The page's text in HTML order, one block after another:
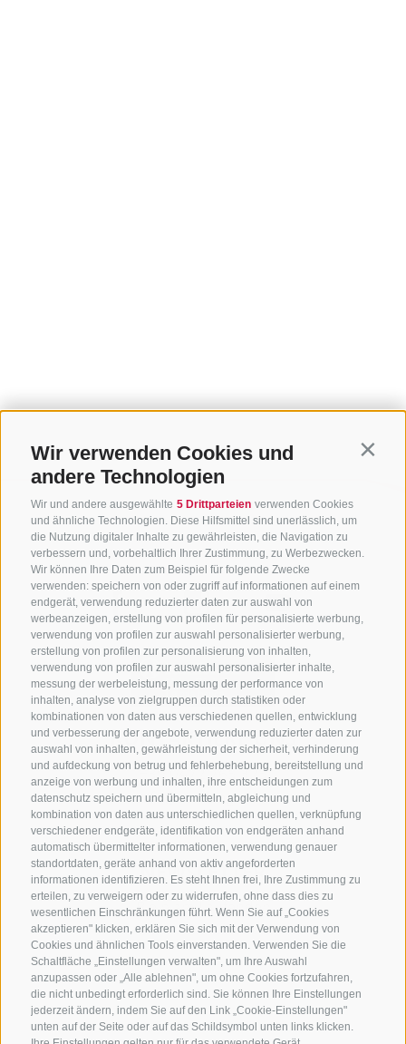
Wir verwenden Cookies und
andere Technologien
Wir und andere ausgewählte 5 Drittparteien verwenden Cookies
und ähnliche Technologien. Diese Hilfsmittel sind unerlässlich, um
die Nutzung digitaler Inhalte zu gewährleisten, die Navigation zu
verbessern und, vorbehaltlich Ihrer Zustimmung, zu Werbezwecken.
Wir können Ihre Daten zum Beispiel für folgende Zwecke
verwenden: speichern von oder zugriff auf informationen auf einem
endgerät, verwendung reduzierter daten zur auswahl von
werbeanzeigen, erstellung von profilen für personalisierte werbung,
verwendung von profilen zur auswahl personalisierter werbung,
erstellung von profilen zur personalisierung von inhalten,
verwendung von profilen zur auswahl personalisierter inhalte,
messung der werbeleistung, messung der performance von
inhalten, analyse von zielgruppen durch statistiken oder
kombinationen von daten aus verschiedenen quellen, entwicklung
und verbesserung der angebote, verwendung reduzierter daten zur
auswahl von inhalten, gewährleistung der sicherheit, verhinderung
und aufdeckung von betrug und fehlerbehebung, bereitstellung und
anzeige von werbung und inhalten, ihre entscheidungen zum
datenschutz speichern und übermitteln, abgleichung und
kombination von daten aus unterschiedlichen quellen, verknüpfung
verschiedener endgeräte, identifikation von endgeräten anhand
automatisch übermittelter informationen, verwendung genauer
standortdaten, geräte anhand von aktiv angeforderten
informationen identifizieren. Es steht Ihnen frei, Ihre Zustimmung zu
erteilen, zu verweigern oder zu widerrufen, ohne dass dies zu
wesentlichen Einschränkungen führt. Wenn Sie auf „Cookies
akzeptieren" klicken, erklären Sie sich mit der Verwendung von
Cookies und ähnlichen Tools einverstanden. Verwenden Sie die
Schaltfläche „Einstellungen verwalten", um Ihre Auswahl
anzupassen oder „Alle ablehnen", um ohne Cookies fortzufahren,
die nicht unbedingt erforderlich sind. Sie können Ihre Einstellungen
jederzeit ändern, indem Sie auf den Link „Cookie-Einstellungen"
unten auf der Seite oder auf das Schildsymbol unten links klicken.
KONTAKTIERE UNS
+39 0472 765 325
info@sterzing.com
NEWSLETTER
Bleib am Laufenden